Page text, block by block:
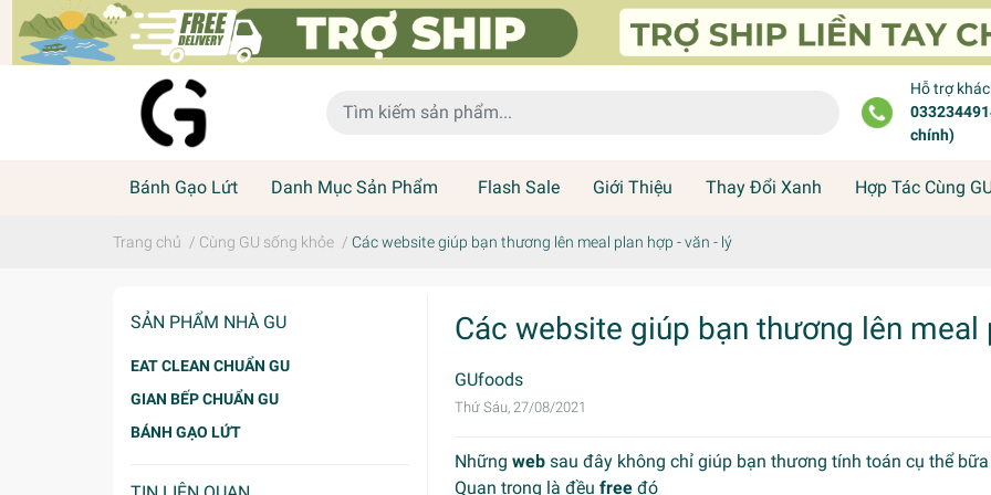
Hỗ trợ
chính)
Bánh Gạo Lứt Danh Mục Sản Phẩm Flash Sale Giới Thiệu Thay Đổi Xanh Hợp Tác Cùng
Trang chủ / Cùng GU sống khỏe / Các website giúp bạn thương lên meal plan hợp - văn - lý
SẢN PHẨM NHÀ GU
EAT CLEAN CHUẨN GU
GIAN BẾP CHUẨN GU
BÁNH GẠO LỨT
Các website giúp bạn thương lên meal
GUfoods
Thứ Sáu, 27/08/2021
Những web sau đây không chỉ giúp bạn thương tính toán cụ thể
Quan trọng là đều free đó